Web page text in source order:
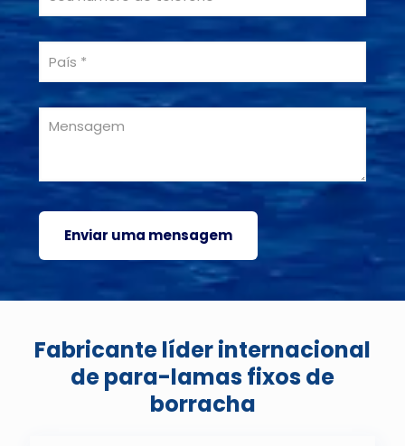
Fabricante líder internacional
de para-lamas fixos de
borracha